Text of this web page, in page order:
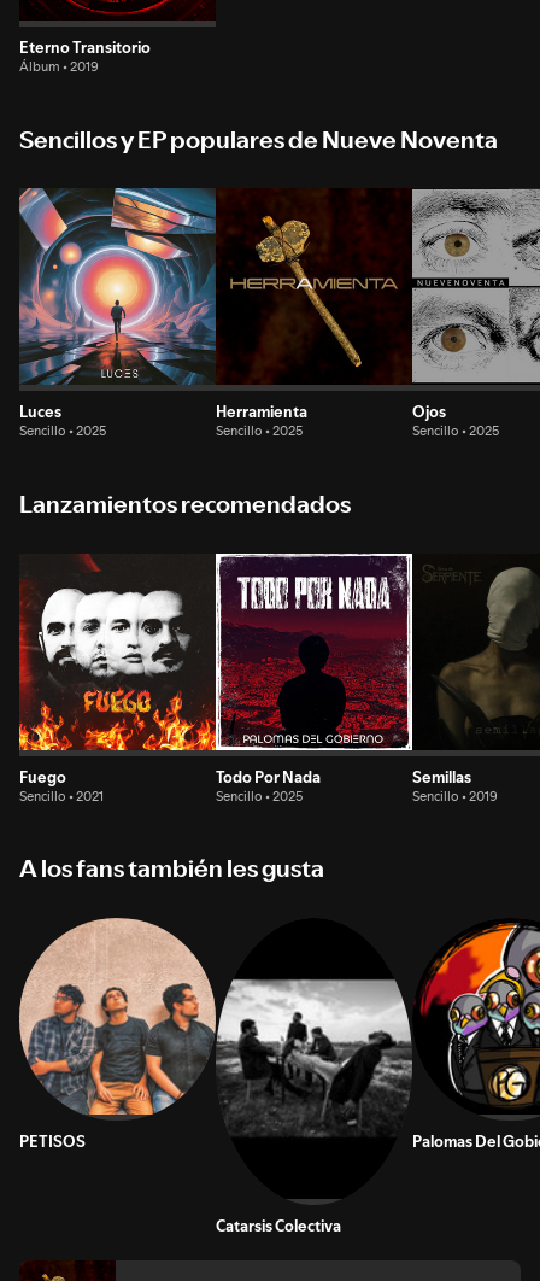
Eterno Transitorio
Álbum • 2019
Sencillos y EP populares de Nueve Noventa
Luces
Sencillo • 2025
Herramienta
Sencillo • 2025
Ojos
Sencillo • 2025
Lanzamientos recomendados
Fuego
Sencillo • 2021
Todo Por Nada
Sencillo • 2025
Semillas
Sencillo • 2019
A los fans también les gusta
PETISOS
Catarsis Colectiva
Palomas Del